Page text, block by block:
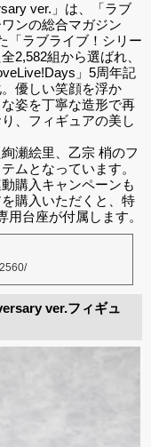
ver.」は、「ラブ
ンの総合マガジン
「ラブライブ！シリー
2,582組から選ばれ、
」5周年記
優しい笑顔を浮か
姿を丁寧な造形で再
、フィギュアの美し
瀬絵里、乙宗 梢のフ
ムとなっています。
購入キャンペーンも
購入いただくと、特
台座が付属します。
ver.フィギュ